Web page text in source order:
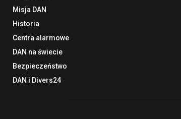
Misja DAN
Historia
Centra alarmowe
DAN na świecie
Bezpieczeństwo
DAN i Divers24